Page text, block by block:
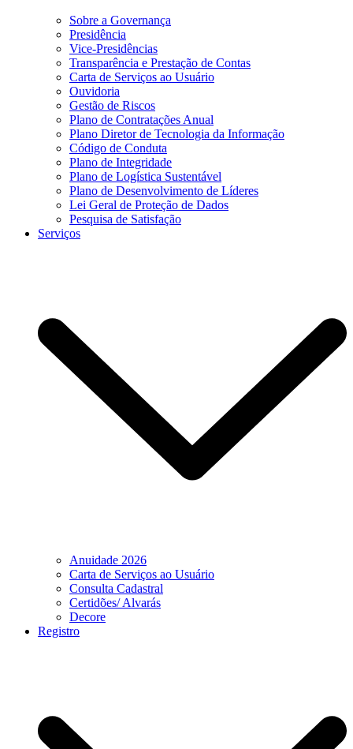
Sobre a Governança
Presidência
Vice-Presidências
Transparência e Prestação de Contas
Carta de Serviços ao Usuário
Ouvidoria
Gestão de Riscos
Plano de Contratações Anual
Plano Diretor de Tecnologia da Informação
Código de Conduta
Plano de Integridade
Plano de Logística Sustentável
Plano de Desenvolvimento de Líderes
Lei Geral de Proteção de Dados
Pesquisa de Satisfação
Serviços
Anuidade 2026
Carta de Serviços ao Usuário
Consulta Cadastral
Certidões/ Alvarás
Decore
Registro